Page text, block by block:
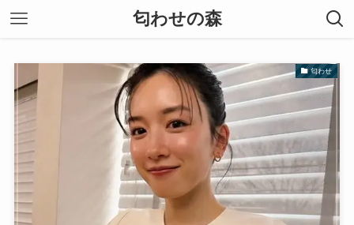
匂わせの森
匂わせ